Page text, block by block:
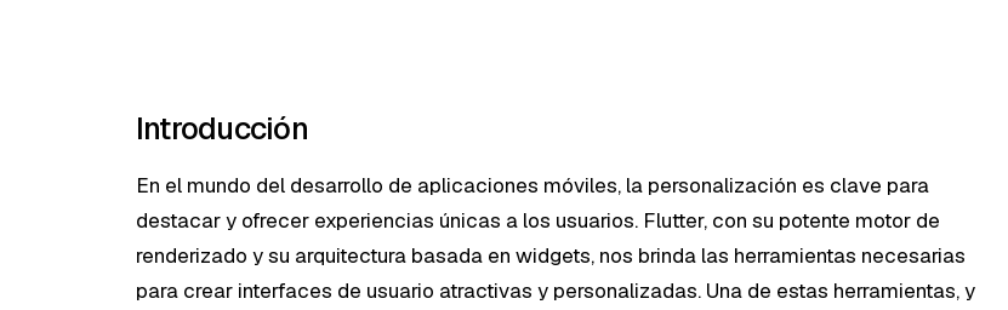
Introducción
En el mundo del desarrollo de aplicaciones móviles, la personalización es clave para
destacar y ofrecer experiencias únicas a los usuarios. Flutter, con su potente motor de
renderizado y su arquitectura basada en widgets, nos brinda las herramientas necesarias
para crear interfaces de usuario atractivas y personalizadas. Una de estas herramientas, y